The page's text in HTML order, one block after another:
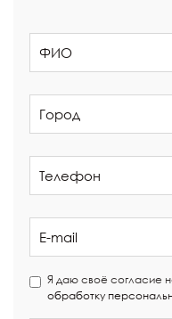
Я даю своё согласие
обработку